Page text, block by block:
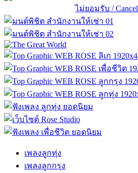
ไม่ยอมรับ / Cancel
เพลงลูกทุ่ง
เพลงลูกกรุง